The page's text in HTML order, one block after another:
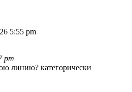
5:55 pm
pm
линию? категорически